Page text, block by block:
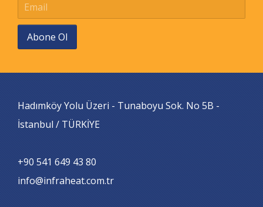
Abone Ol
Hadımköy Yolu Üzeri - Tunaboyu Sok. No 5B -
İstanbul / TÜRKİYE
+90 541 649 43 80
info@infraheat.com.tr